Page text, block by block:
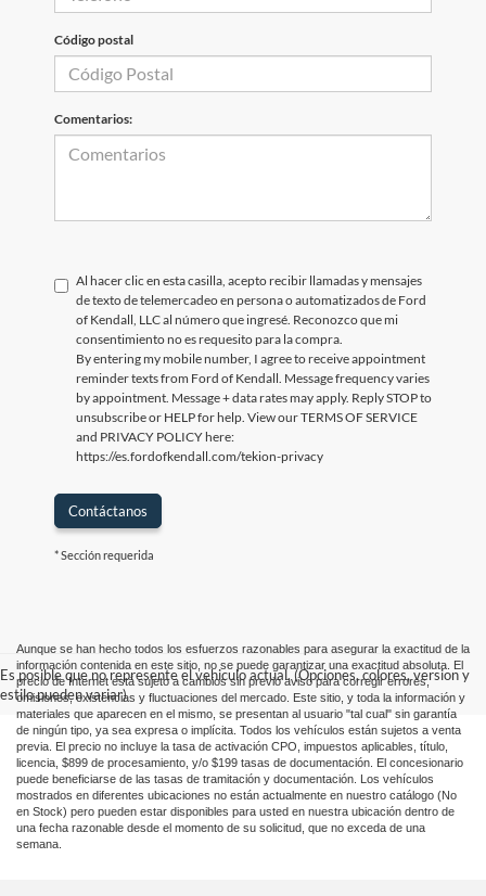
Código postal
Comentarios:
Al hacer clic en esta casilla, acepto recibir llamadas y mensajes
de texto de telemercadeo en persona o automatizados de Ford
of Kendall, LLC al número que ingresé. Reconozco que mi
consentimiento no es requesito para la compra.
By entering my mobile number, I agree to receive appointment
reminder texts from Ford of Kendall. Message frequency varies
by appointment. Message + data rates may apply. Reply STOP to
unsubscribe or HELP for help. View our TERMS OF SERVICE
and PRIVACY POLICY here:
https://es.fordofkendall.com/tekion-privacy
Contáctanos
* Sección requerida
Es posible que no represente el vehiculo actual. (Opciones, colores, version y
estilo pueden variar)
Aunque se han hecho todos los esfuerzos razonables para asegurar la exactitud de la
información contenida en este sitio, no se puede garantizar una exactitud absoluta. El
precio de Internet está sujeto a cambios sin previo aviso para corregir errores,
omisiones, existencias y fluctuaciones del mercado. Este sitio, y toda la información y
materiales que aparecen en el mismo, se presentan al usuario "tal cual" sin garantía
de ningún tipo, ya sea expresa o implícita. Todos los vehículos están sujetos a venta
previa. El precio no incluye la tasa de activación CPO, impuestos aplicables, título,
licencia, $899 de procesamiento, y/o $199 tasas de documentación. El concesionario
puede beneficiarse de las tasas de tramitación y documentación. Los vehículos
mostrados en diferentes ubicaciones no están actualmente en nuestro catálogo (No
en Stock) pero pueden estar disponibles para usted en nuestra ubicación dentro de
una fecha razonable desde el momento de su solicitud, que no exceda de una
semana.